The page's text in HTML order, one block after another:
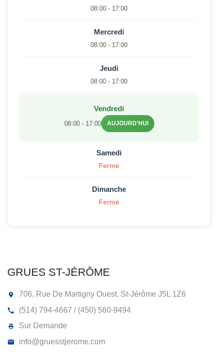
GRUES ST-JÉRÔME
08:00 - 17:00
Mercredi
08:00 - 17:00
Jeudi
08:00 - 17:00
Vendredi
08:00 - 17:00 AUJOURD'HUI
Samedi
Fermé
Dimanche
Fermé